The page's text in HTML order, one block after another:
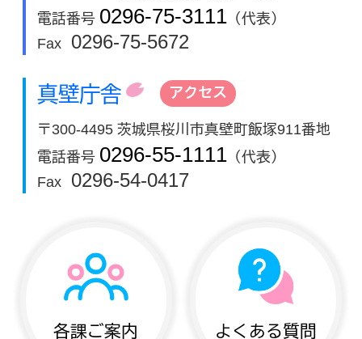
電話番号 0296-75-3111 （代表）
Fax
0296-75-5672
真壁庁舎 アクセス
〒300-4495 茨城県桜川市真壁町飯塚911番地
電話番号 0296-55-1111 （代表）
Fax
0296-54-0417
各課ご案内 よくある質問